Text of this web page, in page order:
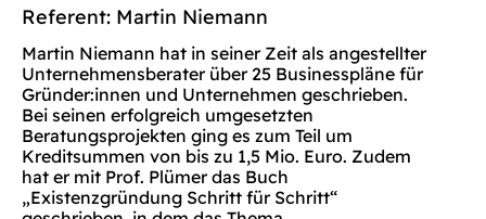
Referent: Martin Niemann
Martin Niemann hat in seiner Zeit als angestellter
Unternehmensberater über 25 Businesspläne für
Gründer:innen und Unternehmen geschrieben.
Bei seinen erfolgreich umgesetzten
Beratungsprojekten ging es zum Teil um
Kreditsummen von bis zu 1,5 Mio. Euro. Zudem
hat er mit Prof. Plümer das Buch
„Existenzgründung Schritt für Schritt“